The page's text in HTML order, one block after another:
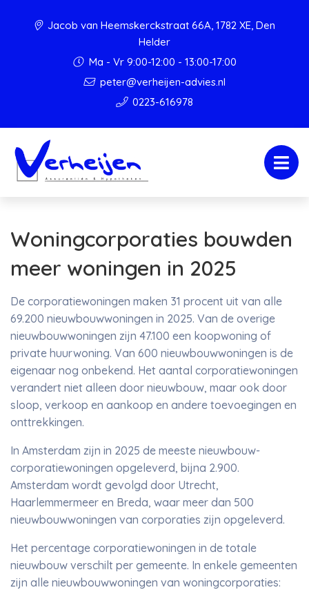
Jacob van Heemskerckstraat 66A, 1782 XE, Den
Helder
Ma - Vr 9:00-12:00 - 13:00-17:00
peter@verheijen-advies.nl
0223-616978
Woningcorporaties bouwden
meer woningen in 2025
De corporatiewoningen maken 31 procent uit van alle
69.200 nieuwbouwwoningen in 2025. Van de overige
nieuwbouwwoningen zijn 47.100 een koopwoning of
private huurwoning. Van 600 nieuwbouwwoningen is de
eigenaar nog onbekend. Het aantal corporatiewoningen
verandert niet alleen door nieuwbouw, maar ook door
sloop, verkoop en aankoop en andere toevoegingen en
onttrekkingen.
In Amsterdam zijn in 2025 de meeste nieuwbouw-
corporatiewoningen opgeleverd, bijna 2.900.
Amsterdam wordt gevolgd door Utrecht,
Haarlemmermeer en Breda, waar meer dan 500
nieuwbouwwoningen van corporaties zijn opgeleverd.
Het percentage corporatiewoningen in de totale
nieuwbouw verschilt per gemeente. In enkele gemeenten
zijn alle nieuwbouwwoningen van woningcorporaties: